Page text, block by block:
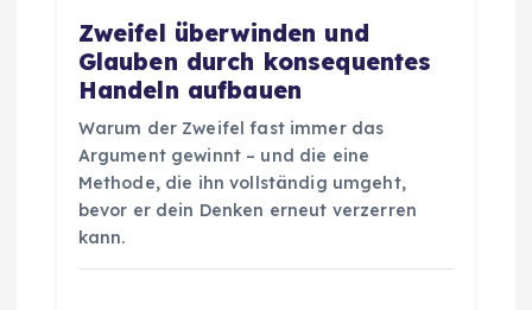
Zweifel überwinden und
Glauben durch konsequentes
Handeln aufbauen
Warum der Zweifel fast immer das
Argument gewinnt – und die eine
Methode, die ihn vollständig umgeht,
bevor er dein Denken erneut verzerren
kann.